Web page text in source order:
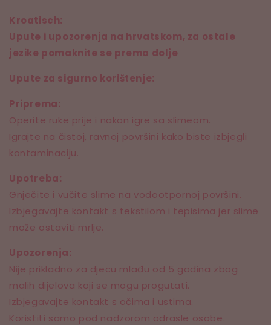
Kroatisch:
Upute i upozorenja na hrvatskom, za ostale
jezike pomaknite se prema dolje
Upute za sigurno korištenje:
Priprema:
Operite ruke prije i nakon igre sa slimeom.
Igrajte na čistoj, ravnoj površini kako biste izbjegli
kontaminaciju.
Upotreba:
Gnječite i vučite slime na vodootpornoj površini.
Izbjegavajte kontakt s tekstilom i tepisima jer slime
može ostaviti mrlje.
Upozorenja:
Nije prikladno za djecu mlađu od 5 godina zbog
malih dijelova koji se mogu progutati.
Izbjegavajte kontakt s očima i ustima.
Koristiti samo pod nadzorom odrasle osobe.